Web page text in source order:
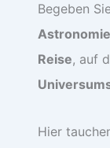
Begeben
Reise, auf
Hier